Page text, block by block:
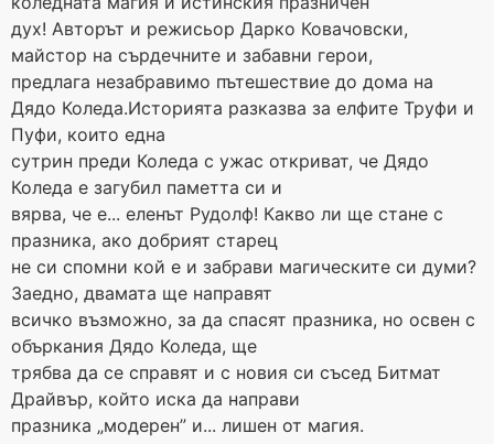
дух! Авторът и режисьор Дарко Ковачовски,
майстор на сърдечните и забавни герои,
предлага незабравимо пътешествие до дома на
Дядо Коледа.Историята разказва за елфите Труфи и
Пуфи, които една
сутрин преди Коледа с ужас откриват, че Дядо
Коледа е загубил паметта си и
вярва, че е... еленът Рудолф! Какво ли ще стане с
празника, ако добрият старец
не си спомни кой е и забрави магическите си думи?
Заедно, двамата ще направят
всичко възможно, за да спасят празника, но освен с
объркания Дядо Коледа, ще
трябва да се справят и с новия си съсед Битмат
Драйвър, който иска да направи
празника „модерен” и... лишен от магия.